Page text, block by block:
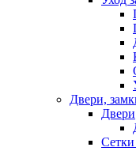
Двери,
Двери